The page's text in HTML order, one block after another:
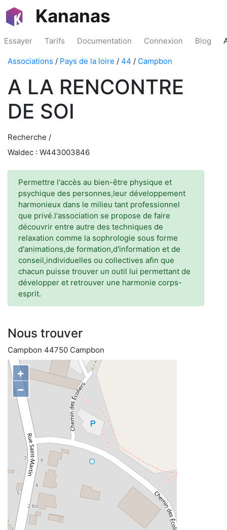
Kananas
Essayer Tarifs Documentation Connexion Blog
Associations / Pays de la loire / 44 / Campbon
A LA RENCONTRE
DE SOI
Recherche /
Waldec : W443003846
Permettre l'accès au bien-être physique et
psychique des personnes,leur développement
harmonieux dans le milieu tant professionnel
que privé.l'association se propose de faire
découvrir entre autre des techniques de
relaxation comme la sophrologie sous forme
d'animations,de formation,d'information et de
conseil,individuelles ou collectives afin que
chacun puisse trouver un outil lui permettant de
développer et retrouver une harmonie corps-
esprit.
Nous trouver
Campbon 44750 Campbon
+
−